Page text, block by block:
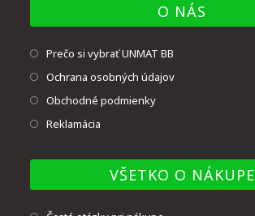
O NÁS
Prečo si vybrať UNMAT BB
Ochrana osobných údajov
Obchodné podmienky
Reklamácia
VŠETKO O NÁKUPE